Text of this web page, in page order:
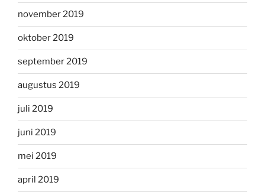
november 2019
oktober 2019
september 2019
augustus 2019
juli 2019
juni 2019
mei 2019
april 2019